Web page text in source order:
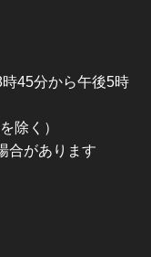
45分から午後5時
除く）
合があります